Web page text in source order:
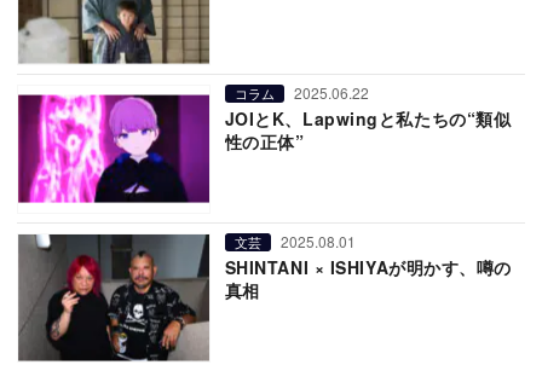
コラム 2025.06.22
JOIとK、Lapwingと私たちの“類似
性の正体”
文芸 2025.08.01
SHINTANI × ISHIYAが明かす、噂の
真相